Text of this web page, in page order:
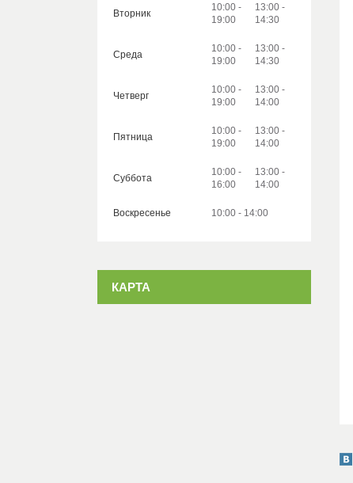
Вторник
10:00
19:00
13:00
14:30
Среда
10:00
19:00
13:00
14:30
Четверг
10:00
19:00
13:00
14:00
Пятница
10:00
19:00
13:00
14:00
Суббота
10:00
16:00
13:00
14:00
Воскресенье 10:00 14:00
КАРТА